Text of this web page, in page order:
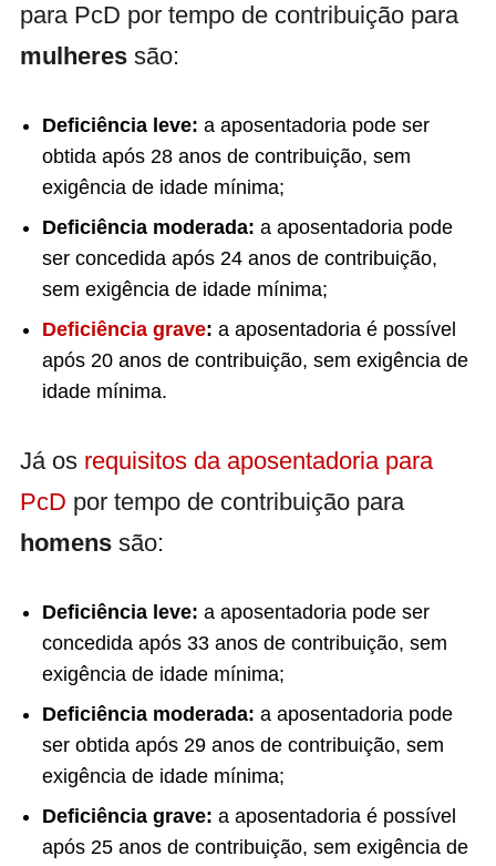
para PcD por tempo de contribuição para
mulheres são:
Deficiência leve: a aposentadoria pode ser
obtida após 28 anos de contribuição, sem
exigência de idade mínima;
Deficiência moderada: a aposentadoria pode
ser concedida após 24 anos de contribuição,
sem exigência de idade mínima;
Deficiência grave: a aposentadoria é possível
após 20 anos de contribuição, sem exigência de
idade mínima.
Já os requisitos da aposentadoria para
PcD por tempo de contribuição para
homens são:
Deficiência leve: a aposentadoria pode ser
concedida após 33 anos de contribuição, sem
exigência de idade mínima;
Deficiência moderada: a aposentadoria pode
ser obtida após 29 anos de contribuição, sem
exigência de idade mínima;
Deficiência grave: a aposentadoria é possível
após 25 anos de contribuição, sem exigência de